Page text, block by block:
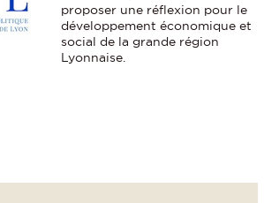
proposer une réflexion pour le
développement économique et
social de la grande région
Lyonnaise.